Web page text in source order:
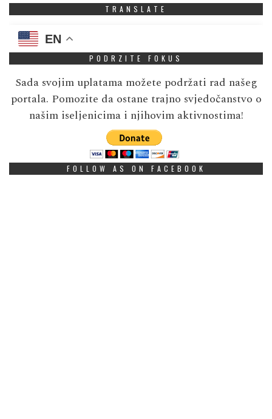
TRANSLATE
EN
PODRZITE FOKUS
Sada svojim uplatama možete podržati rad našeg
portala. Pomozite da ostane trajno svjedočanstvo o
našim iseljenicima i njihovim aktivnostima!
FOLLOW AS ON FACEBOOK